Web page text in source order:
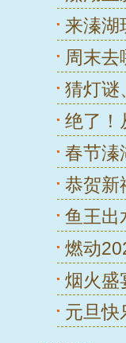
来溱湖
周末
猜灯谜
绝了！
春节溱
恭贺新
鱼王出
燃动
烟火盛
元旦快